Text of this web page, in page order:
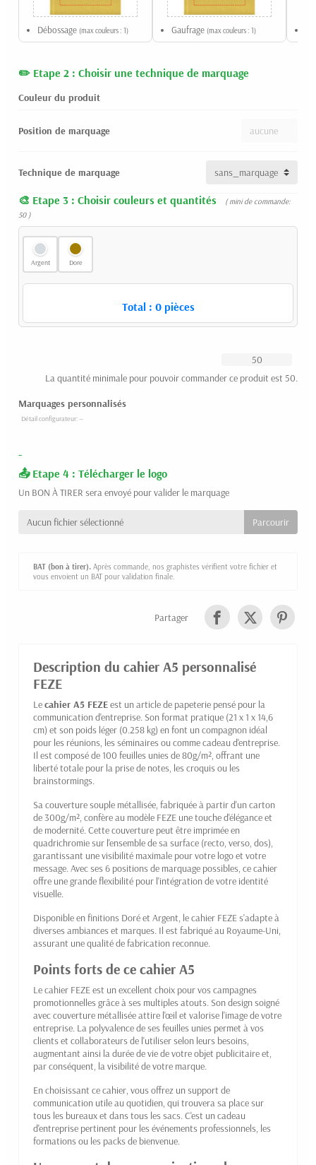
Débossage (max couleurs : 1) Gaufrage (max couleurs : 1)
Etape 2 : Choisir une technique de marquage
Couleur du produit
Position de marquage
Technique de marquage
Etape 3 : Choisir couleurs et quantités
( mini de commande:
50 )
Argent Dore
Total : 0pièces
La quantité minimale pour pouvoir commander ce produit est 50.
Marquages personnalisés
-
Etape 4 : Télécharger le logo
Un BON À TIRER sera envoyé pour valider le marquage
Aucun fichier sélectionné
BAT (bon à tirer). Après commande, nos graphistes vérifient votre fichier et
vous envoient un BAT pour validation finale.
Partager
Description du cahier A5 personnalisé
FEZE
Lecahier A5 FEZEest un article de papeterie pensé pour la
communication d'entreprise. Son format pratique (21 x 1 x 14,6
cm) et son poids léger (0.258 kg) en font un compagnon idéal
pour les réunions, les séminaires ou comme cadeau d'entreprise.
Il est composé de 100 feuilles unies de 80g/m², offrant une
liberté totale pour la prise de notes, les croquis ou les
brainstormings.
Sa couverture souple métallisée, fabriquée à partir d'un carton
de 300g/m², confère au modèle FEZE une touche d'élégance et
de modernité. Cette couverture peut être imprimée en
quadrichromie sur l'ensemble de sa surface (recto, verso, dos),
garantissant une visibilité maximale pour votre logo et votre
message. Avec ses 6 positions de marquage possibles, ce cahier
offre une grande flexibilité pour l'intégration de votre identité
visuelle.
Disponible en finitions Doré et Argent, le cahier FEZE s'adapte à
diverses ambiances et marques. Il est fabriqué au Royaume-Uni,
assurant une qualité de fabrication reconnue.
Points forts de ce cahier A5
Le cahier FEZE est un excellent choix pour vos campagnes
promotionnelles grâce à ses multiples atouts. Son design soigné
avec couverture métallisée attire l'œil et valorise l'image de votre
entreprise. La polyvalence de ses feuilles unies permet à vos
clients et collaborateurs de l'utiliser selon leurs besoins,
augmentant ainsi la durée de vie de votre objet publicitaire et,
par conséquent, la visibilité de votre marque.
En choisissant ce cahier, vous offrez un support de
communication utile au quotidien, qui trouvera sa place sur
tous les bureaux et dans tous les sacs. C'est un cadeau
d'entreprise pertinent pour les événements professionnels, les
formations ou les packs de bienvenue.